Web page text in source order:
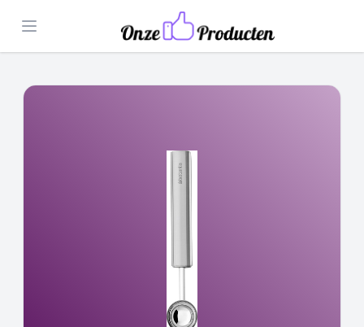
Open menu